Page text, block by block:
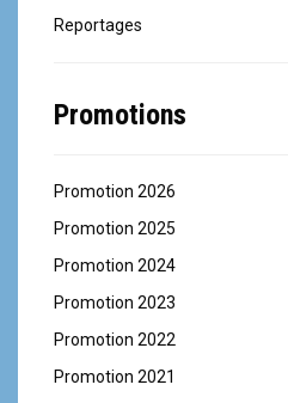
Reportages
Promotions
Promotion 2026
Promotion 2025
Promotion 2024
Promotion 2023
Promotion 2022
Promotion 2021